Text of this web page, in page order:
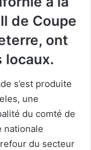
de Coupe
ont
locaux.
s’est produite
une
du comté de
nationale
du secteur